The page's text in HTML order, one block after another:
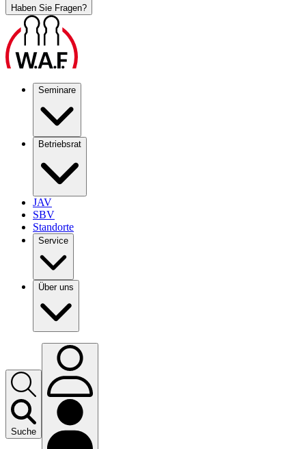
Haben Sie Fragen?
Seminare
Betriebsrat
JAV
SBV
Standorte
Service
Über uns
Suche